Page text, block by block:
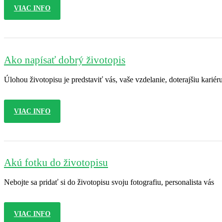
VIAC INFO
Ako napísať dobrý životopis
Úlohou životopisu je predstaviť vás, vaše vzdelanie, doterajšiu
VIAC INFO
Akú fotku do životopisu
Nebojte sa pridať si do životopisu svoju fotografiu, personalista vás
VIAC INFO